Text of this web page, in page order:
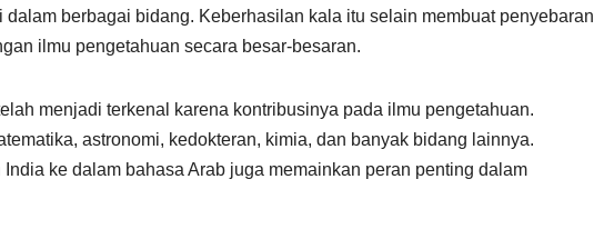
berbagai bidang. Keberhasilan kala itu selain membuat penyebaran
ilmu pengetahuan secara besar-besaran.
menjadi terkenal karena kontribusinya pada ilmu pengetahuan.
astronomi, kedokteran, kimia, dan banyak bidang lainnya.
ke dalam bahasa Arab juga memainkan peran penting dalam